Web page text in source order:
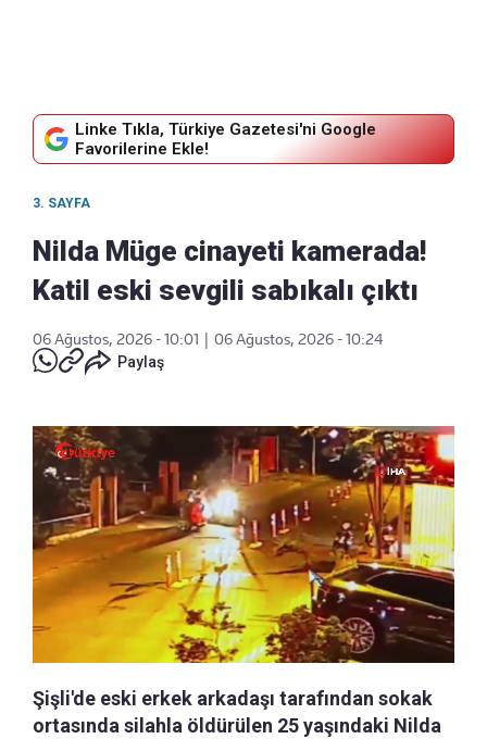
Linke Tıkla, Türkiye Gazetesi'ni Google
Favorilerine Ekle!
3. SAYFA
Nilda Müge cinayeti kamerada!
Katil eski sevgili sabıkalı çıktı
06 Ağustos, 2026 - 10:01
06 Ağustos, 2026 - 10:24
Paylaş
Şişli'de eski erkek arkadaşı tarafından sokak
ortasında silahla öldürülen 25 yaşındaki Nilda